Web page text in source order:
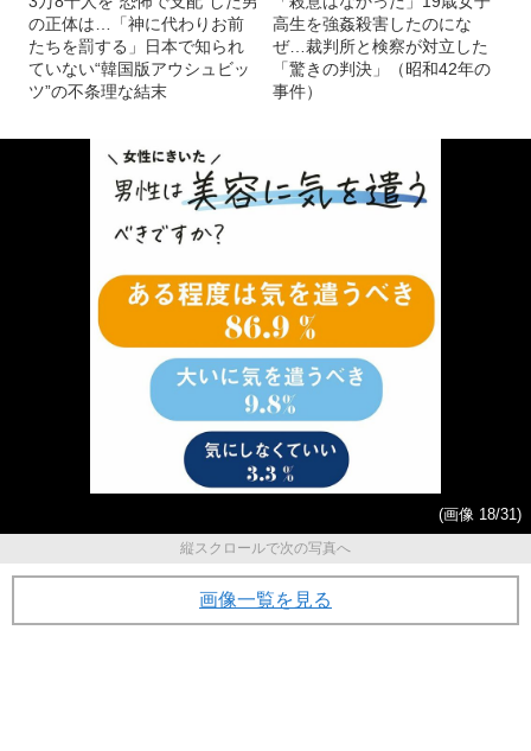
の正体は…「神に代わりお前
たちを罰する」日本で知られ
ていない“韓国版アウシュビッ
ツ”の不条理な結末
高生を強姦殺害したのにな
ぜ…裁判所と検察が対立した
「驚きの判決」（昭和42年の
事件）
(画像 18/31)
縦スクロールで次の写真へ
画像一覧を見る